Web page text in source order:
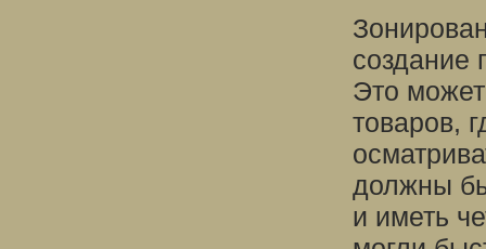
создание
Это
товаров,
должны
и иметь